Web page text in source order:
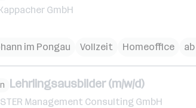
GmbH
im Pongau
Vollzeit Homeoffice
Lehrlingsausbilder (m/w/d)
Management Consulting GmbH